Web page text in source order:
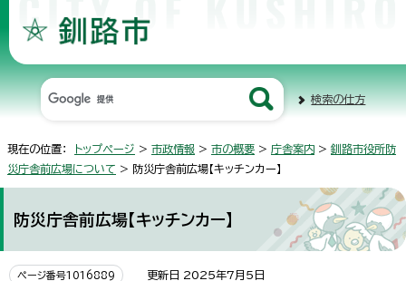
検索の仕方
現在の位置： トップページ > 市政情報 > 市の概要 > 庁舎案内 > 釧路市役所防
災庁舎前広場について > 防災庁舎前広場【キッチンカー】
防災庁舎前広場【キッチンカー】
ページ番号1016889 更新日 2025年7月5日